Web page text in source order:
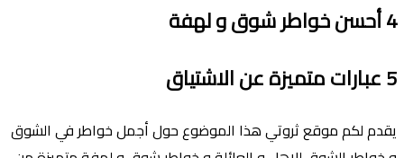
4أحسن خواطر شوق و لهفة
5عبارات متميزة عن الاشتياق
يقدم لكم موقع ثروتي هذا الموضوع حول أجمل خواطر في الشوق